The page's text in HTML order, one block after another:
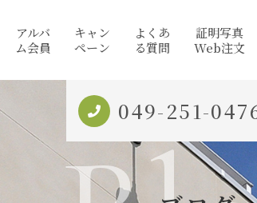
アルバ
ム会員
キャン
ペーン
よくあ
る質問
証明写真
Web注文
049-251-